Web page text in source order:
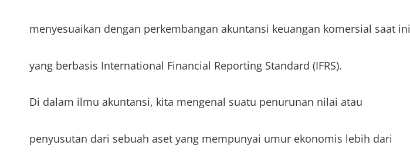
menyesuaikan dengan perkembangan akuntansi keuangan komersial saat ini
yang berbasis International Financial Reporting Standard (IFRS).
Di dalam ilmu akuntansi, kita mengenal suatu penurunan nilai atau
penyusutan dari sebuah aset yang mempunyai umur ekonomis lebih dari